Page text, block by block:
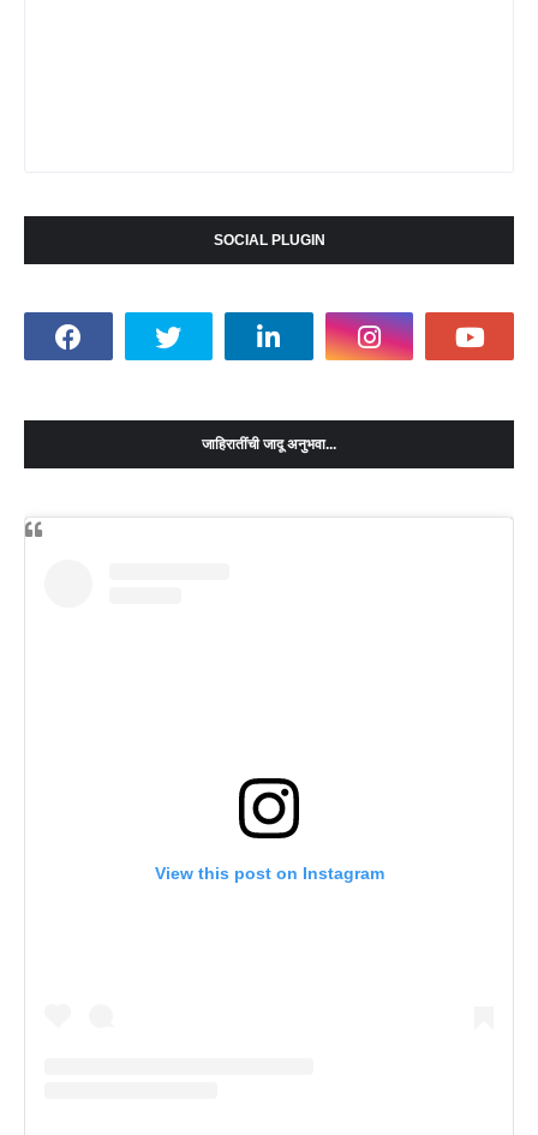
SOCIAL PLUGIN
जाहिरातींची जादू अनुभवा...
View this post on Instagram